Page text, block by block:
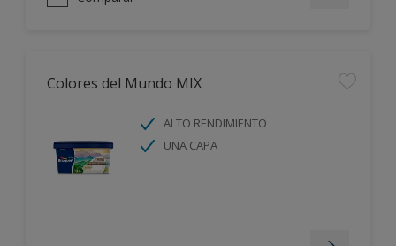
Colores del Mundo MIX
ALTO RENDIMIENTO
UNA CAPA